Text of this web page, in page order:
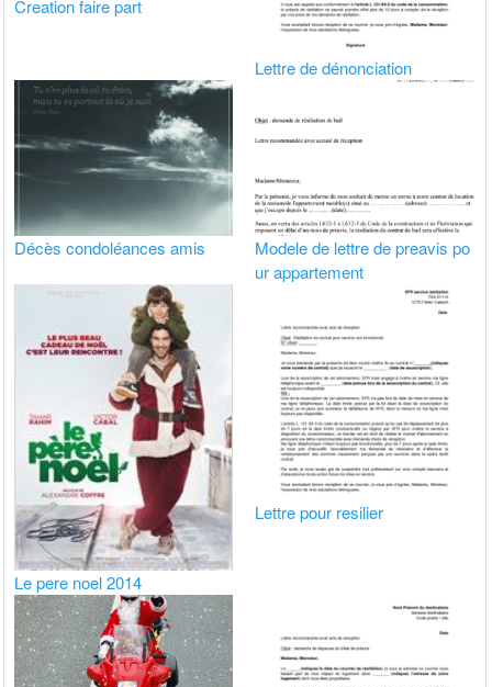
Creation faire part
Lettre de dénonciation
Décès condoléances amis
Modele de lettre de preavis po
ur appartement
Le pere noel 2014
Lettre pour resilier